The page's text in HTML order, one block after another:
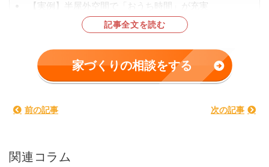
【実例】半屋外空間で「おうち時間」が充実
外構を含めたマイホーム計画をしよう
宮城県・仙台市での家づくりに関する相談は建てる窓
めに…
記事全文を読む
家づくりの相談をする
前の記事 次の記事
関連コラム